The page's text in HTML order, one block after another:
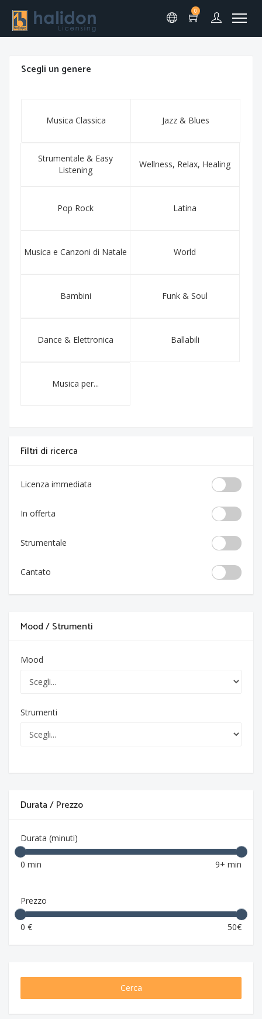
0
Scegli un genere
Musica Classica Jazz & Blues
Strumentale & Easy
Listening
Wellness, Relax, Healing
Pop Rock Latina
Musica e Canzoni di Natale World
Bambini Funk & Soul
Dance & Elettronica Ballabili
Musica per...
Filtri di ricerca
Licenza immediata
In offerta
Strumentale
Cantato
Mood / Strumenti
Mood
Strumenti
Durata / Prezzo
Durata (minuti)
0 min 9+ min
Prezzo
0 € 50€
Cerca